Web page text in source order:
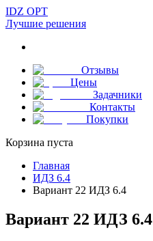
IDZ OPT
Лучшие решения
Отзывы
Цены
Задачники
Контакты
Покупки
Корзина пуста
Главная
ИДЗ 6.4
Вариант 22 ИДЗ 6.4
Вариант 22 ИДЗ 6.4